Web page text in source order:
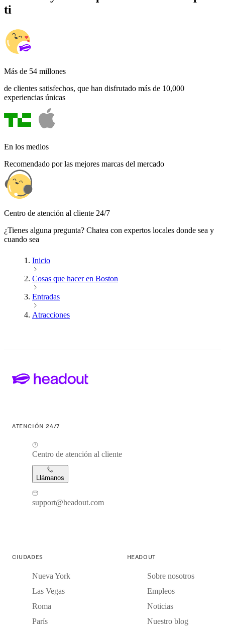
ti
Más de 54 millones
de clientes satisfechos, que han disfrutado más de 10,000
experiencias únicas
En los medios
Recomendado por las mejores marcas del mercado
Centro de atención al cliente 24/7
¿Tienes alguna pregunta? Chatea con expertos locales donde sea y
cuando sea
Inicio
Cosas que hacer en Boston
Entradas
Atracciones
ATENCIÓN 24/7
Centro de atención al cliente
Llámanos
support@headout.com
CIUDADES
Nueva York
Las Vegas
Roma
París
HEADOUT
Sobre nosotros
Empleos
Noticias
Nuestro blog